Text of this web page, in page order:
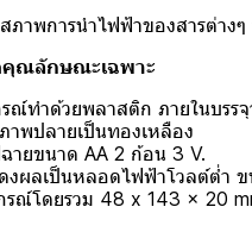
ภาพการนำไฟฟ้าของสารต่า
คุณลักษณะเฉพาะ
ณ์ทำด้วยพลาสติก ภายในบรร
าพปลายเป็นทองเหลือง
ายขนาด AA 2 ก้อน 3 V.
งผลเป็นหลอดไฟฟ้าโวลต์ต่ำ
รณ์โดยรวม 48 x 143 x 20